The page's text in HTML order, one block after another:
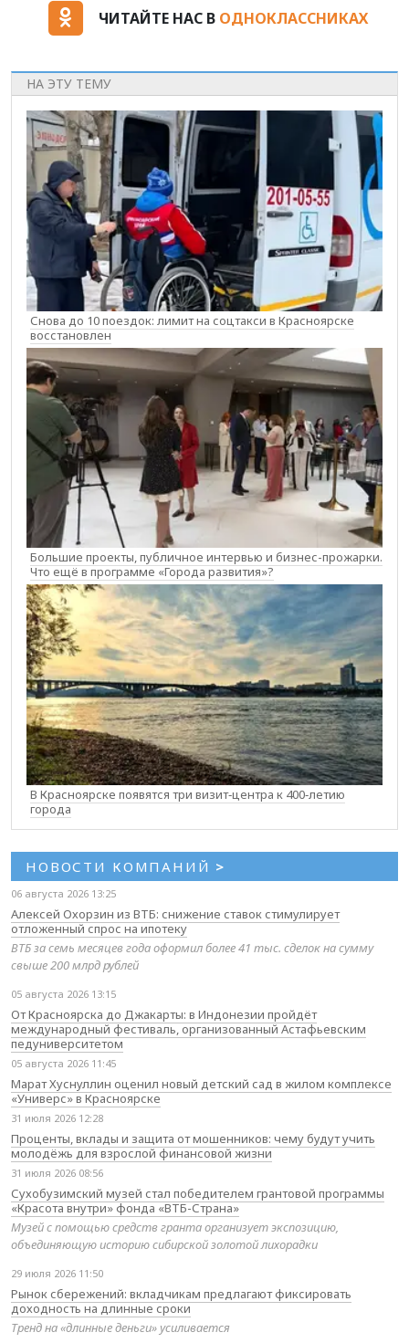
ЧИТАЙТЕ НАС В ОДНОКЛАССНИКАХ
НА ЭТУ ТЕМУ
Снова до 10 поездок: лимит на соцтакси в Красноярске
восстановлен
Большие проекты, публичное интервью и бизнес-прожарки.
Что ещё в программе «Города развития»?
В Красноярске появятся три визит‑центра к 400‑летию
города
НОВОСТИ КОМПАНИЙ >
06 августа 2026 13:25
Алексей Охорзин из ВТБ: снижение ставок стимулирует
отложенный спрос на ипотеку
ВТБ за семь месяцев года оформил более 41 тыс. сделок на сумму
свыше 200 млрд рублей
05 августа 2026 13:15
От Красноярска до Джакарты: в Индонезии пройдёт
международный фестиваль, организованный Астафьевским
педуниверситетом
05 августа 2026 11:45
Марат Хуснуллин оценил новый детский сад в жилом комплексе
«Универс» в Красноярске
31 июля 2026 12:28
Проценты, вклады и защита от мошенников: чему будут учить
молодёжь для взрослой финансовой жизни
31 июля 2026 08:56
Сухобузимский музей стал победителем грантовой программы
«Красота внутри» фонда «ВТБ-Страна»
Музей с помощью средств гранта организует экспозицию,
объединяющую историю сибирской золотой лихорадки
29 июля 2026 11:50
Рынок сбережений: вкладчикам предлагают фиксировать
доходность на длинные сроки
Тренд на «длинные деньги» усиливается